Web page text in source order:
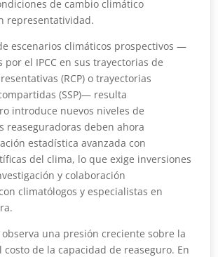
de cambio climático
representatividad.
escenarios climáticos prospectivos —
por el IPCC en sus trayectorias de
(RCP) o trayectorias
(SSP)— resulta
introduce nuevos niveles de
reaseguradoras deben ahora
estadística avanzada con
del clima, lo que exige inversiones
y colaboración
climatólogos y especialistas en
una presión creciente sobre la
de la capacidad de reaseguro. En